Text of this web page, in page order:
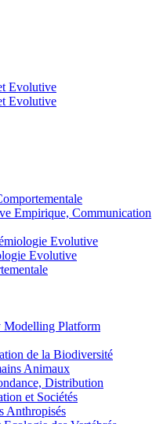
Empirique, Communication
Evolutive
Evolutive
Modelling Platform
de la Biodiversité
Animaux
Distribution
et Sociétés
Anthropisés